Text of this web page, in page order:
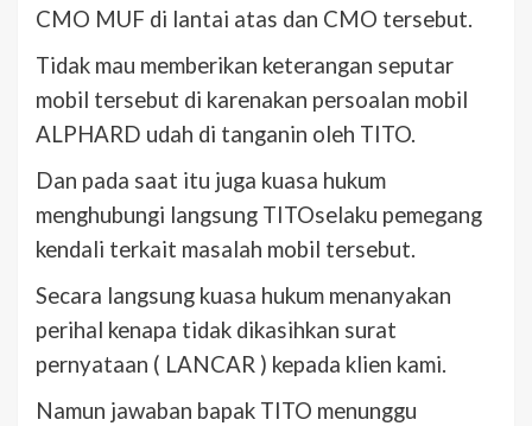
CMO MUF di lantai atas dan CMO tersebut.
Tidak mau memberikan keterangan seputar
mobil tersebut di karenakan persoalan mobil
ALPHARD udah di tanganin oleh TITO.
Dan pada saat itu juga kuasa hukum
menghubungi langsung TITOselaku pemegang
kendali terkait masalah mobil tersebut.
Secara langsung kuasa hukum menanyakan
perihal kenapa tidak dikasihkan surat
pernyataan ( LANCAR ) kepada klien kami.
Namun jawaban bapak TITO menunggu